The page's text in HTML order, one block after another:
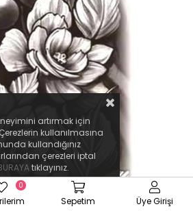
artırmak için
kullanılmasına
kullandığınız
çerezleri iptal
tıklayınız.
0
Sepetim Üye Girişi